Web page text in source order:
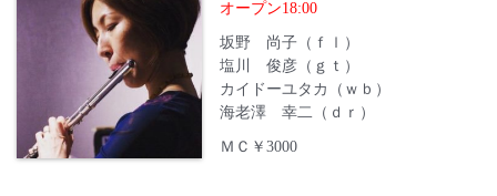
オープン18:00
坂野 尚子（ｆｌ）
塩川 俊彦（ｇｔ）
カイドーユタカ（ｗｂ）
海老澤 幸二（ｄｒ）
ＭＣ￥3000